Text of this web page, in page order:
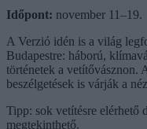
Időpont: november 11–19.
A Verzió idén is a világ
Budapestre: háború,
történetek a vetítővásznon.
beszélgetések is várják a
Tipp: sok vetítésre elérhető
megtekinthető.